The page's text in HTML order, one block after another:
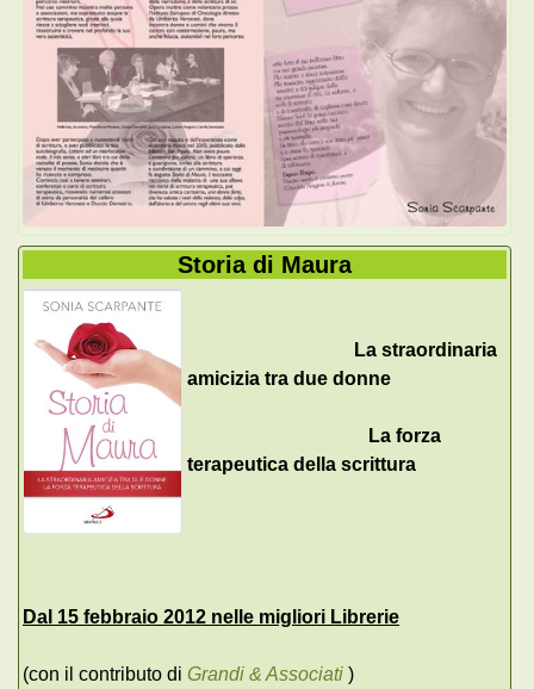
Storia di Maura
La straordinaria
amicizia tra due donne
La forza
terapeutica della scrittura
Dal 15 febbraio 2012 nelle migliori Librerie
(con il contributo di Grandi & Associati )